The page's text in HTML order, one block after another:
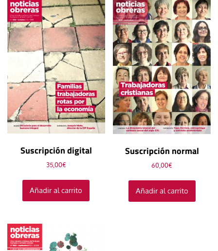
Suscripción digital
35,00€
Añadir al carrito
Suscripción normal
60,00€
Añadir al carrito